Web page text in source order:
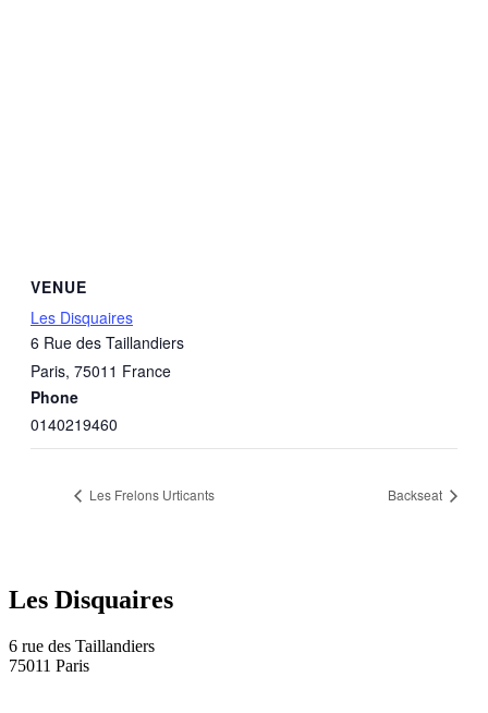
VENUE
Les Disquaires
6 Rue des Taillandiers
Paris, 75011 France
Phone
0140219460
Les Frelons Urticants Backseat
Les Disquaires
6 rue des Taillandiers
75011 Paris